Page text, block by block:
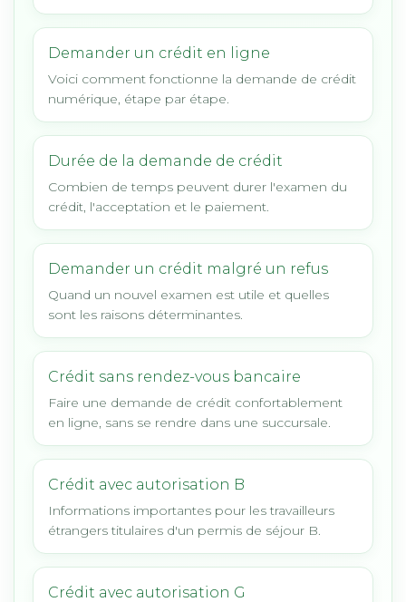
Demander un crédit en ligne
Voici comment fonctionne la demande de crédit
numérique, étape par étape.
Durée de la demande de crédit
Combien de temps peuvent durer l'examen du
crédit, l'acceptation et le paiement.
Demander un crédit malgré un refus
Quand un nouvel examen est utile et quelles
sont les raisons déterminantes.
Crédit sans rendez-vous bancaire
Faire une demande de crédit confortablement
en ligne, sans se rendre dans une succursale.
Crédit avec autorisation B
Informations importantes pour les travailleurs
étrangers titulaires d'un permis de séjour B.
Crédit avec autorisation G